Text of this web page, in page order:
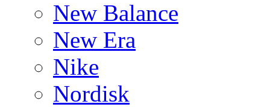
New Balance
New Era
Nike
Nordisk